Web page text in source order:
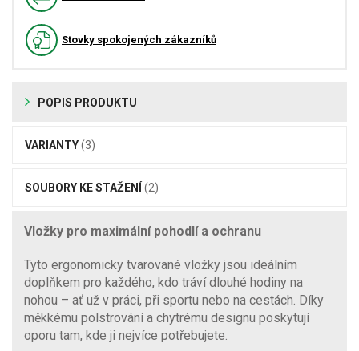
Stovky spokojených zákazníků
POPIS PRODUKTU
VARIANTY(3)
SOUBORY KE STAŽENÍ (2)
Vložky pro maximální pohodlí a ochranu
Tyto ergonomicky tvarované vložky jsou ideálním
doplňkem pro každého, kdo tráví dlouhé hodiny na
nohou – ať už v práci, při sportu nebo na cestách. Díky
měkkému polstrování a chytrému designu poskytují
oporu tam, kde ji nejvíce potřebujete.